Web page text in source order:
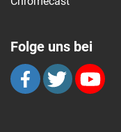
Folge uns bei